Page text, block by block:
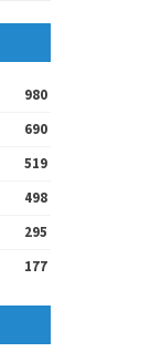
980
690
519
498
295
177